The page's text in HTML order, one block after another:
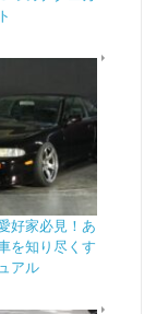
好家必見！あ
を知り尽くす
アル